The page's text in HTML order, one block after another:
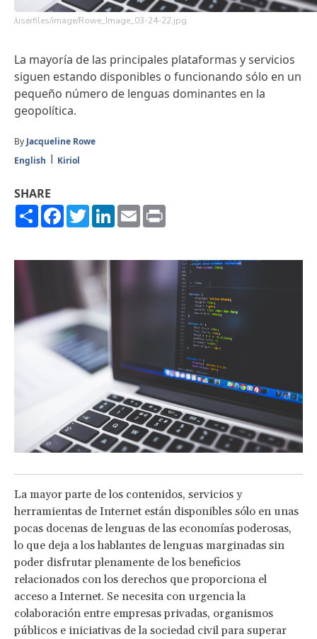
/userfiles/image/Rowe_Image_03-24-22.jpg
La mayoría de las principales plataformas y servicios
siguen estando disponibles o funcionando sólo en un
pequeño número de lenguas dominantes en la
geopolítica.
By Jacqueline Rowe
English
Kiriol
SHARE
ShareFacebook
TwitterLinkedIn
Email
La mayor parte de los contenidos, servicios y
herramientas de Internet están disponibles sólo en unas
pocas docenas de lenguas de las economías poderosas,
lo que deja a los hablantes de lenguas marginadas sin
poder disfrutar plenamente de los beneficios
relacionados con los derechos que proporciona el
acceso a Internet. Se necesita con urgencia la
colaboración entre empresas privadas, organismos
públicos e iniciativas de la sociedad civil para superar